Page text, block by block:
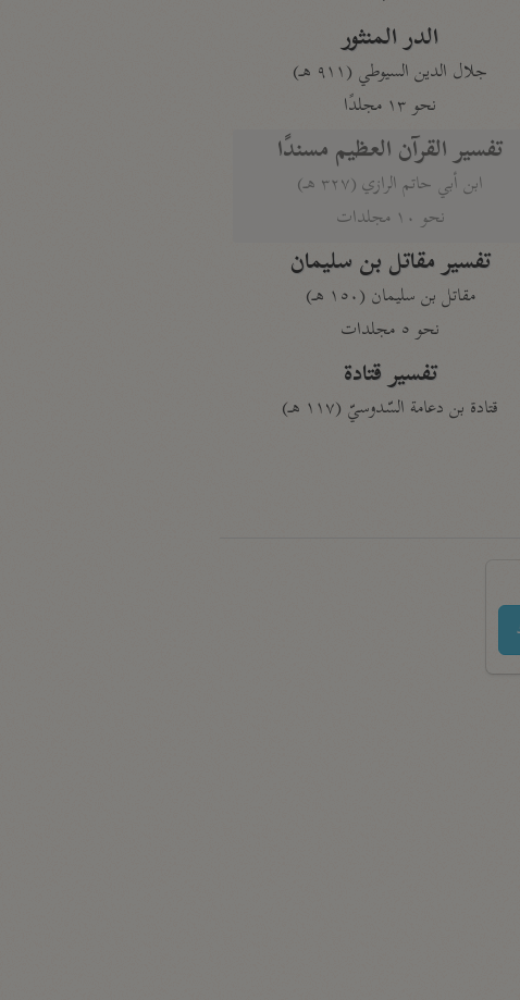
الدر المنثور
جلال الدين السيوطي (٩١١ هـ)
نحو ١٣ مجلدًا
تفسير القرآن العظيم مسندًا
ابن أبي حاتم الرازي (٣٢٧ هـ)
نحو ١٠ مجلدات
تفسير مقاتل بن سليمان
مقاتل بن سليمان (١٥٠ هـ)
نحو ٥ مجلدات
تفسير قتادة
قتادة بن دعامة السّدوسيّ (١١٧ هـ)